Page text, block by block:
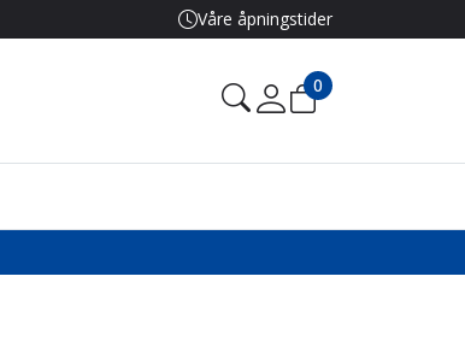
Våre åpningstider
0